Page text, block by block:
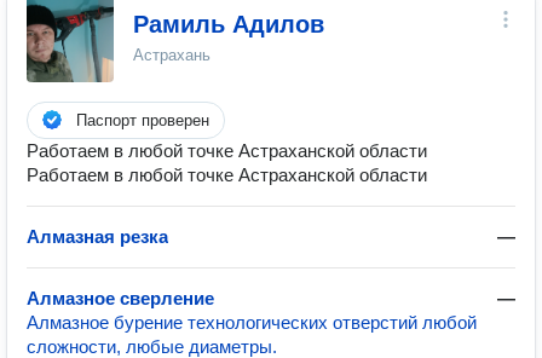
Рамиль Адилов
Астрахань
Паспорт проверен
Работаем в любой точке Астраханской области
Работаем в любой точке Астраханской области
Алмазная резка —
Алмазное сверление
—
Алмазное бурение технологических отверстий любой
сложности, любые диаметры.